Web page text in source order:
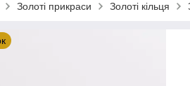
Золоті прикраси Золоті кільця